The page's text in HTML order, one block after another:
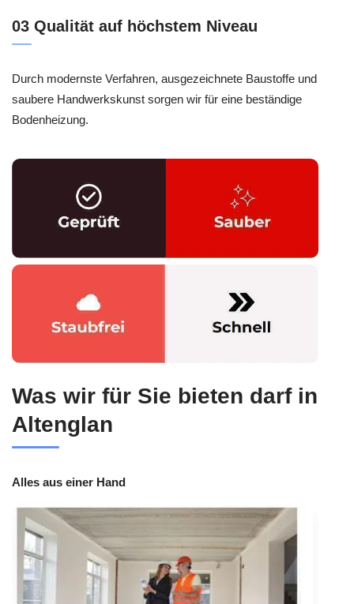
03 Qualität auf höchstem Niveau
Durch modernste Verfahren, ausgezeichnete Baustoffe und
saubere Handwerkskunst sorgen wir für eine beständige
Bodenheizung.
Was wir für Sie bieten darf in
Altenglan
Alles aus einer Hand